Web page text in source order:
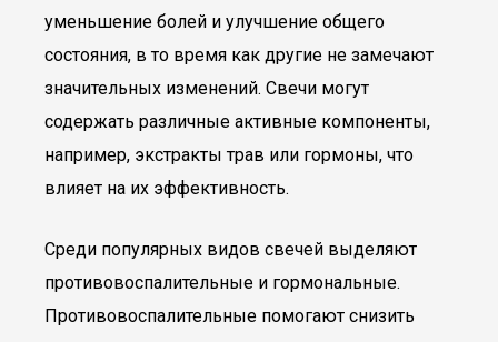
уменьшение болей и улучшение общего
состояния, в то время как другие не замечают
значительных изменений. Свечи могут
содержать различные активные компоненты,
например, экстракты трав или гормоны, что
влияет на их эффективность.
Среди популярных видов свечей выделяют
противовоспалительные и гормональные.
Противовоспалительные помогают снизить